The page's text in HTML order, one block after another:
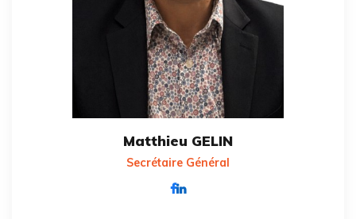
Matthieu GELIN
Secrétaire Général